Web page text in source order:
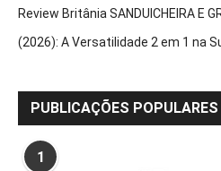
Review Britânia SANDUICHEIRA E
(2026): A Versatilidade 2 em 1 na
PUBLICAÇÕES POPULARES
1